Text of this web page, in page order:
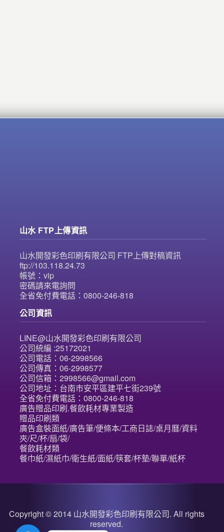
山水 FTP上傳資訊
山水開發彩色印刷有限公司 FTP上傳對稿資訊
ftp://103.118.24.73
帳號：vip
密碼請來電詢問
全省免付費電話：0800-246-818
公司資訊
LINE@山水開發彩色印刷有限公司
公司統編 :25172021
公司電話：06-2998566
公司傳真：06-2998577
公司信箱：2998566@gmail.com
公司地址：台南市安平區建平七街239號
全省免付費電話：0800-246-818
廣告贈品印刷.餐飲耗材專業製造
贈品印刷類
廣告盒裝面紙/廣告筆/便條本/工商日誌/桌月曆/資料
夾/尺/杯/扇/袋/
餐飲耗材類
餐巾紙/濕紙巾/衛生紙/面紙/筷套/杯墊/聯單/紙杯
Copyright © 2014 山水開發彩色印刷有限公司. All rights
reserved.